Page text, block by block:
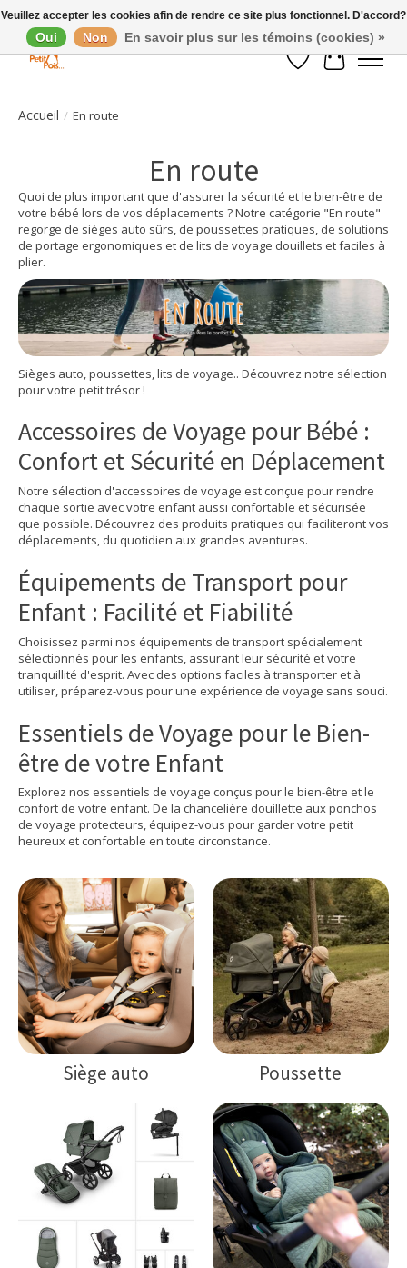
Liste de souhaits
Panier
Accueil / En route
En route
Quoi de plus important que d'assurer la sécurité et le bien-être de
votre bébé lors de vos déplacements ? Notre catégorie "En route"
regorge de sièges auto sûrs, de poussettes pratiques, de solutions
de portage ergonomiques et de lits de voyage douillets et faciles à
plier.
Sièges auto, poussettes, lits de voyage.. Découvrez notre sélection
pour votre petit trésor !
Accessoires de Voyage pour Bébé :
Confort et Sécurité en Déplacement
Notre sélection d'accessoires de voyage est conçue pour rendre
chaque sortie avec votre enfant aussi confortable et sécurisée
que possible. Découvrez des produits pratiques qui faciliteront vos
déplacements, du quotidien aux grandes aventures.
Équipements de Transport pour
Enfant : Facilité et Fiabilité
Choisissez parmi nos équipements de transport spécialement
sélectionnés pour les enfants, assurant leur sécurité et votre
tranquillité d'esprit. Avec des options faciles à transporter et à
utiliser, préparez-vous pour une expérience de voyage sans souci.
Essentiels de Voyage pour le Bien-
être de votre Enfant
Explorez nos essentiels de voyage conçus pour le bien-être et le
confort de votre enfant. De la chancelière douillette aux ponchos
de voyage protecteurs, équipez-vous pour garder votre petit
heureux et confortable en toute circonstance.
Siège auto Poussette
Veuillez accepter les cookies afin de rendre ce site plus fonctionnel. D'accord?
Oui Non En savoir plus sur les témoins (cookies) »